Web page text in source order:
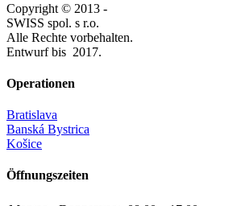
Copyright © 2013 -
SWISS spol. s r.o.
Alle Rechte vorbehalten.
Entwurf bis 2017.
Operationen
Bratislava
Banská Bystrica
Košice
Öffnungszeiten